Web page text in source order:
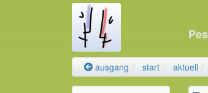
ausgang start aktuell